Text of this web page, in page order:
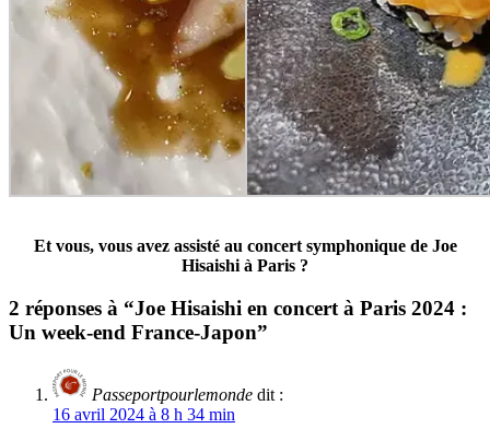
Et vous, vous avez assisté au concert symphonique de Joe
Hisaishi à Paris ?
2 réponses à “Joe Hisaishi en concert à Paris 2024 :
Un week-end France-Japon”
Passeportpourlemonde dit :
16 avril 2024 à 8 h 34 min